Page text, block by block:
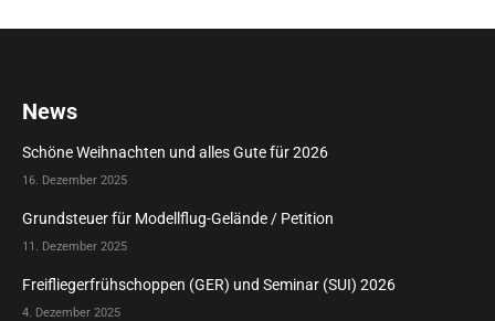
News
Schöne Weihnachten und alles Gute für 2026
16. Dezember 2025
Grundsteuer für Modellflug-Gelände / Petition
11. Dezember 2025
Freifliegerfrühschoppen (GER) und Seminar (SUI) 2026
4. Dezember 2025